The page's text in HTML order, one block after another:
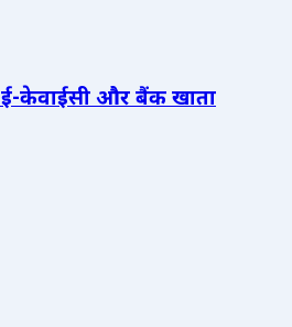
ई-केवाईसी और बैंक खाता